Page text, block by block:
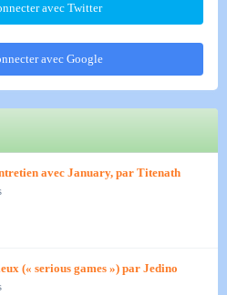
avec Twitter
avec Google
avec January, par Titenath
(« serious games ») par Jedino